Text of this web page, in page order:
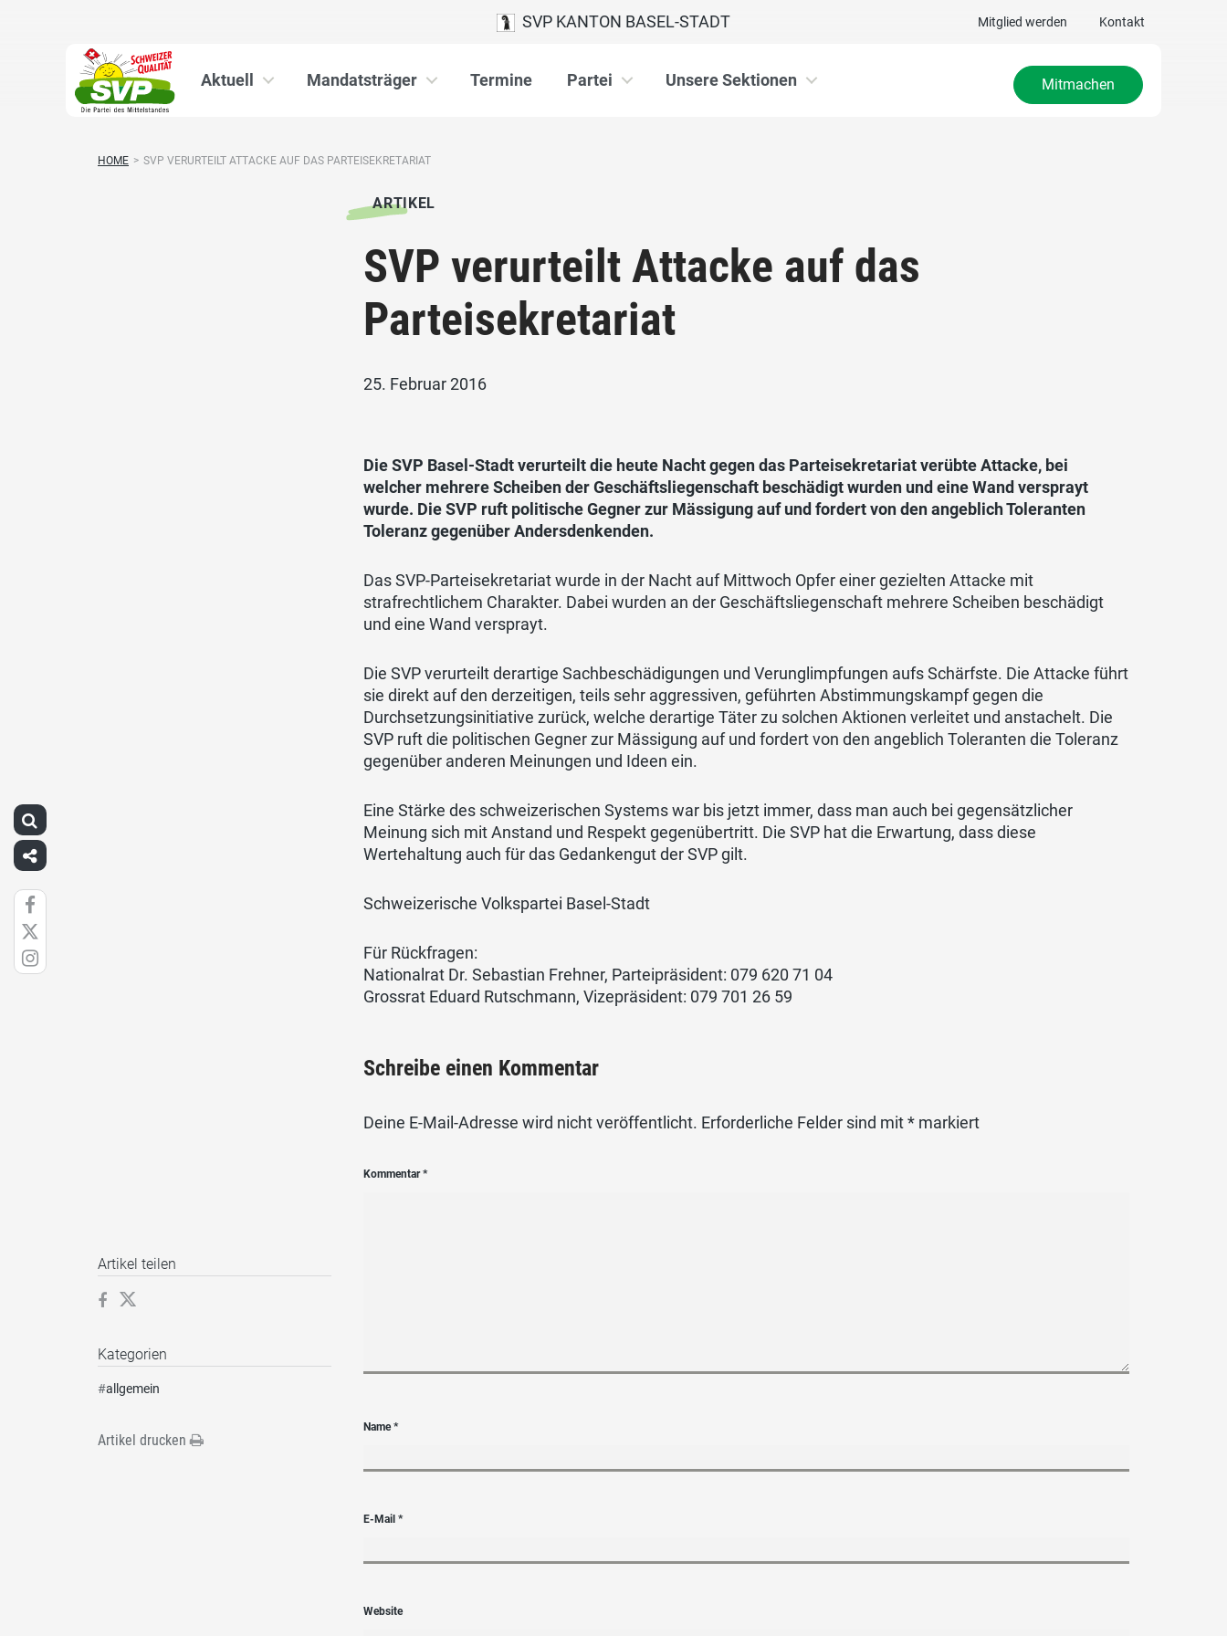
Mitglied werden Kontakt
SVP KANTON BASEL-STADT
Aktuell Mandatsträger Termine Partei Unsere Sektionen Mitmachen
HOME > SVP VERURTEILT ATTACKE AUF DAS PARTEISEKRETARIAT
ARTIKEL
SVP verurteilt Attacke auf das
Parteisekretariat
25. Februar 2016
Die SVP Basel-Stadt verurteilt die heute Nacht gegen das Parteisekretariat verübte Attacke, bei
welcher mehrere Scheiben der Geschäftsliegenschaft beschädigt wurden und eine Wand versprayt
wurde. Die SVP ruft politische Gegner zur Mässigung auf und fordert von den angeblich Toleranten
Toleranz gegenüber Andersdenkenden.
Das SVP-Parteisekretariat wurde in der Nacht auf Mittwoch Opfer einer gezielten Attacke mit
strafrechtlichem Charakter. Dabei wurden an der Geschäftsliegenschaft mehrere Scheiben beschädigt
und eine Wand versprayt.
Die SVP verurteilt derartige Sachbeschädigungen und Verunglimpfungen aufs Schärfste. Die Attacke führt
sie direkt auf den derzeitigen, teils sehr aggressiven, geführten Abstimmungskampf gegen die
Durchsetzungsinitiative zurück, welche derartige Täter zu solchen Aktionen verleitet und anstachelt. Die
SVP ruft die politischen Gegner zur Mässigung auf und fordert von den angeblich Toleranten die Toleranz
gegenüber anderen Meinungen und Ideen ein.
Eine Stärke des schweizerischen Systems war bis jetzt immer, dass man auch bei gegensätzlicher
Meinung sich mit Anstand und Respekt gegenübertritt. Die SVP hat die Erwartung, dass diese
Wertehaltung auch für das Gedankengut der SVP gilt.
Schweizerische Volkspartei Basel-Stadt
Für Rückfragen:
Nationalrat Dr. Sebastian Frehner, Parteipräsident: 079 620 71 04
Grossrat Eduard Rutschmann, Vizepräsident: 079 701 26 59
Schreibe einen Kommentar
Deine E-Mail-Adresse wird nicht veröffentlicht. Erforderliche Felder sind mit* markiert
Kommentar*
Name*
E-Mail*
Website
Artikel teilen
Kategorien
#allgemein
Artikel drucken